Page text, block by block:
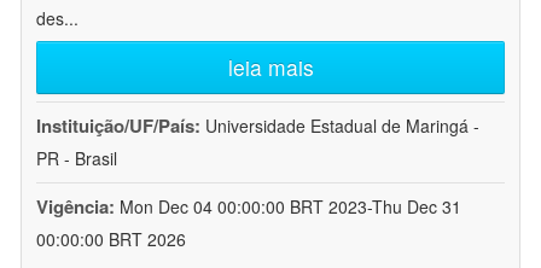
des...
leia mais
Instituição/UF/País: Universidade Estadual de Maringá -
PR - Brasil
Vigência: Mon Dec 04 00:00:00 BRT 2023-Thu Dec 31
00:00:00 BRT 2026